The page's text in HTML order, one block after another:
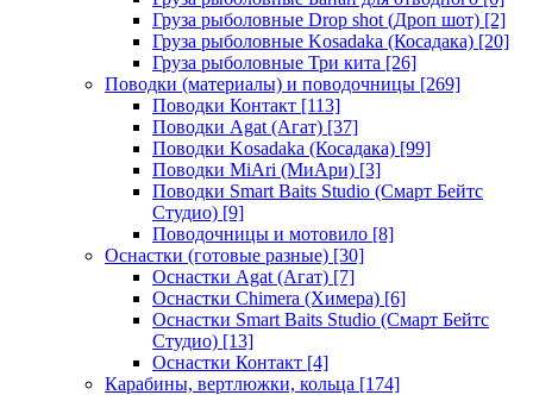
Груза рыболовные Drop shot (Дроп шот) [2]
Груза рыболовные Kosadaka (Косадака) [20]
Груза рыболовные Три кита [26]
Поводки (материалы) и поводочницы [269]
Поводки Контакт [113]
Поводки Agat (Агат) [37]
Поводки Kosadaka (Косадака) [99]
Поводки MiAri (МиАри) [3]
Поводки Smart Baits Studio (Смарт Бейтс
Студио) [9]
Поводочницы и мотовило [8]
Оснастки (готовые разные) [30]
Оснастки Agat (Агат) [7]
Оснастки Chimera (Химера) [6]
Оснастки Smart Baits Studio (Смарт Бейтс
Студио) [13]
Оснастки Контакт [4]
Карабины, вертлюжки, кольца [174]